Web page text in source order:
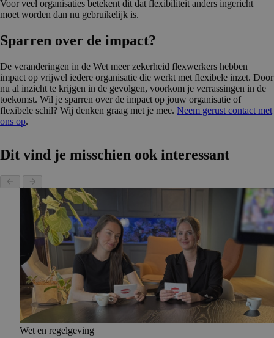
Voor veel organisaties betekent dit dat flexibiliteit anders ingericht
moet worden dan nu gebruikelijk is.
Sparren over de impact?
De veranderingen in de Wet meer zekerheid flexwerkers hebben
impact op vrijwel iedere organisatie die werkt met flexibele inzet. Door
nu al inzicht te krijgen in de gevolgen, voorkom je verrassingen in de
toekomst. Wil je sparren over de impact op jouw organisatie of
flexibele schil? Wij denken graag met je mee. Neem gerust contact met
ons op.
Dit vind je misschien ook interessant
Wet en regelgeving